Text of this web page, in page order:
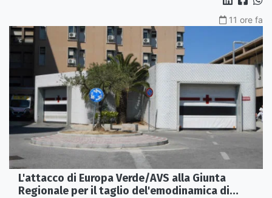
11 ore fa
L'attacco di Europa Verde/AVS alla Giunta
Regionale per il taglio del'emodinamica di